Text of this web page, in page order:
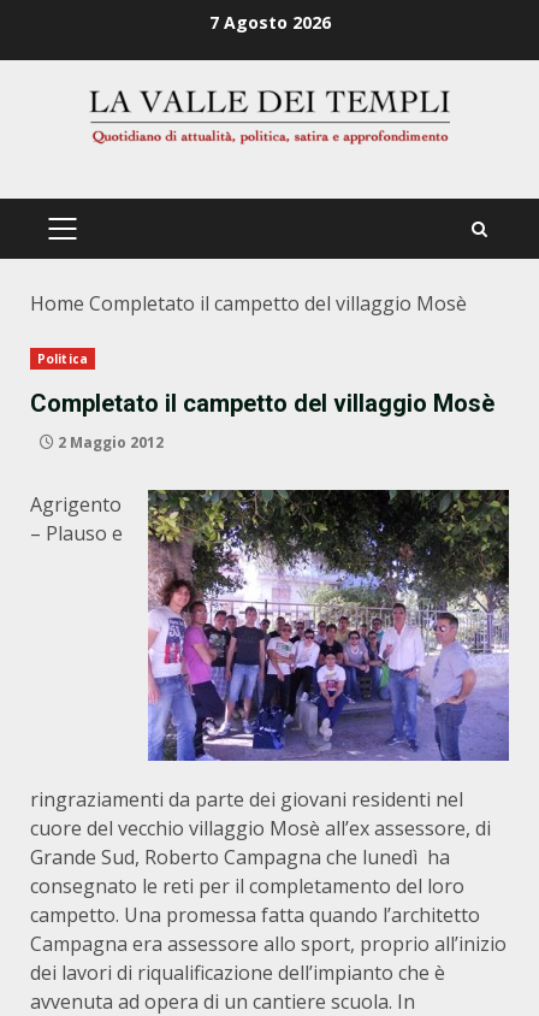
7 Agosto 2026
PRIMÄRES
Home Completato il campetto del villaggio Mosè
Politica
Completato il campetto del villaggio Mosè
2 Maggio 2012
Agrigento
– Plauso e
ringraziamenti da parte dei giovani residenti nel
cuore del vecchio villaggio Mosè all’ex assessore, di
Grande Sud, Roberto Campagna che lunedì ha
consegnato le reti per il completamento del loro
campetto. Una promessa fatta quando l’architetto
Campagna era assessore allo sport, proprio all’inizio
dei lavori di riqualificazione dell’impianto che è
avvenuta ad opera di un cantiere scuola. In